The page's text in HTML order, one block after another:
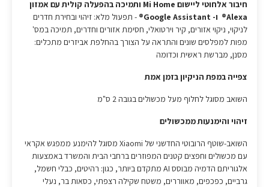
חיבור אלחוטי ליישום Mi Home ותמיכה בהפעלה קולית עם אמזון
Alexa® ו- Google Assistant®
- תפעול מלא: זיהוי ובחירת חדרים
לניקוי, ניקוי אזורים, קיר וירטואלי, חסימת אזורים וחדרים, תמיכה במס'
מפות למפלסים שונים והתראה על הצורך בהחלפת אביזרים מתכלים:
מסנן, מברשת ראשית וכדומה
צפייה במפת הניקיון בזמן אמת
השואב מסוגל לחלוף מעל מכשולים בגובה 2 ס"מ
זיהוי והימנעות ממכשולים
השואב-שוטף הרובוטי החדשני של Xiaomi מסוגל להימנע ממפגש אקראי
עם מכשולים וחפצים קטנים המפוזרים ברחבי הבית והמשרד באמצעות
אלגוריתם הדמיה מבוסס AI מתקדם ביותר, כגון: רהיטים, כבלי חשמל,
גרביים, כפכפים, מאווררים, משטח שקילה רצפתי, כסאות בר, נעלי